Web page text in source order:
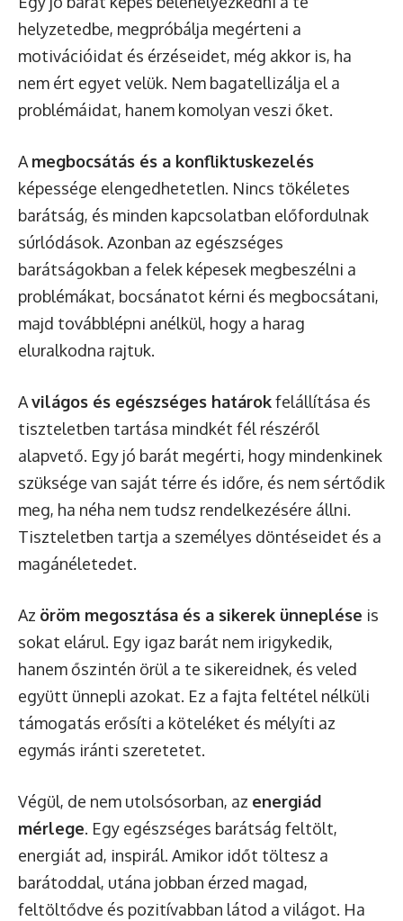
helyzetedbe, megpróbálja megérteni a
motivációidat és érzéseidet, még akkor is, ha
nem ért egyet velük. Nem bagatellizálja el a
problémáidat, hanem komolyan veszi őket.
A megbocsátás és a konfliktuskezelés
képessége elengedhetetlen. Nincs tökéletes
barátság, és minden kapcsolatban előfordulnak
súrlódások. Azonban az egészséges
barátságokban a felek képesek megbeszélni a
problémákat, bocsánatot kérni és megbocsátani,
majd továbblépni anélkül, hogy a harag
eluralkodna rajtuk.
Avilágos és egészséges határokfelállítása és
tiszteletben tartása mindkét fél részéről
alapvető. Egy jó barát megérti, hogy mindenkinek
szüksége van saját térre és időre, és nem sértődik
meg, ha néha nem tudsz rendelkezésére állni.
Tiszteletben tartja a személyes döntéseidet és a
magánéletedet.
Az öröm megosztása és a sikerek ünneplése is
sokat elárul. Egy igaz barát nem irigykedik,
hanem őszintén örül a te sikereidnek, és veled
együtt ünnepli azokat. Ez a fajta feltétel nélküli
támogatás erősíti a köteléket és mélyíti az
egymás iránti szeretetet.
Végül, de nem utolsósorban, az energiád
mérlege. Egy egészséges barátság feltölt,
energiát ad, inspirál. Amikor időt töltesz a
barátoddal, utána jobban érzed magad,
feltöltődve és pozitívabban látod a világot. Ha